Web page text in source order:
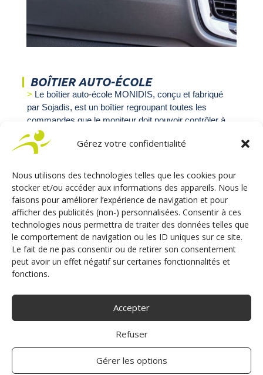
Gérez votre confidentialité
Nous utilisons des technologies telles que les cookies pour
stocker et/ou accéder aux informations des appareils. Nous le
faisons pour améliorer l’expérience de navigation et pour
afficher des publicités (non-) personnalisées. Consentir à ces
technologies nous permettra de traiter des données telles que
le comportement de navigation ou les ID uniques sur ce site.
Le fait de ne pas consentir ou de retirer son consentement
peut avoir un effet négatif sur certaines fonctionnalités et
fonctions.
Accepter
Refuser
Gérer les options
BOÎTIER AUTO-ÉCOLE
Le boîtier auto-école MONIDIS, conçu et fabriqué
par Sojadis, est un boîtier regroupant toutes les
commandes que le moniteur doit pouvoir contrôler à
distance. Il est fixé sur le tableau de bord sans
détérioration de celui-ci. Des signaux lumineux
DOUBLE PÉDALIER
Le doublé pédalier est fabriqué par notre partenaire
VEIGEL, c’est un pédalier à tringlerie.
La pédale d’accélération est neutralisable.
Il est homologué et respecte la réglementation en
vigueur.
RÉTROVISEURS ADDITIONNELS
du double face ulta-résistant.
fabriqués par Sojadis.